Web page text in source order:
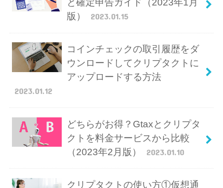
と確定申告ガイド（2023年1月
版）
2023.01.15
コインチェックの取引履歴をダ
ウンロードしてクリプタクトに
アップロードする方法
2023.01.12
どちらがお得？Gtaxとクリプタ
クトを料金サービスから比較
（2023年2月版）
2023.01.10
クリプタクトの使い方①仮想通